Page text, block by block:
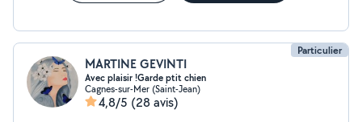
Particulier
MARTINE GEVINTI
Avec plaisir !Garde ptit chien
Cagnes-sur-Mer (Saint-Jean)
4,8/5 (28 avis)